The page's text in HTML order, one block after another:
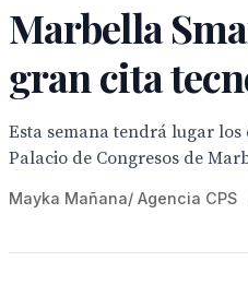
Marbella
gran cita
Esta semana tendrá lugar los
Palacio de Congresos de
Mayka Mañana/ Agencia CPS